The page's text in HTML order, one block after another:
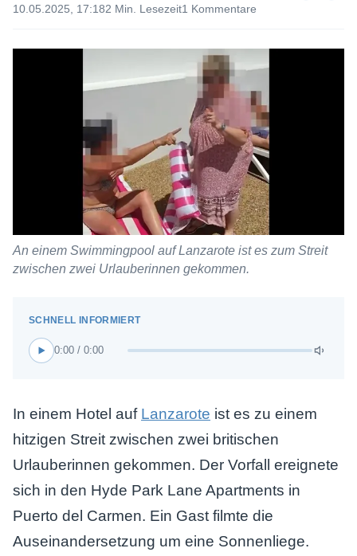
10.05.2025, 17:182 Min. Lesezeit1 Kommentare
An einem Swimmingpool auf Lanzarote ist es zum Streit
zwischen zwei Urlauberinnen gekommen.
0:00 / 0:00
In einem Hotel auf Lanzarote ist es zu einem
hitzigen Streit zwischen zwei britischen
Urlauberinnen gekommen. Der Vorfall ereignete
sich in den Hyde Park Lane Apartments in
Puerto del Carmen. Ein Gast filmte die
Auseinandersetzung um eine Sonnenliege.